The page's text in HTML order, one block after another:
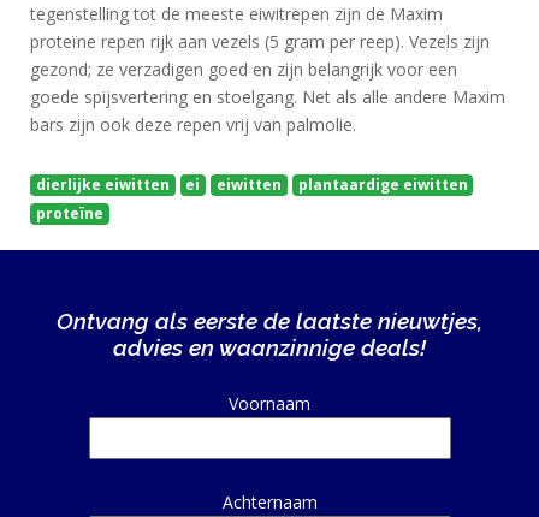
tegenstelling tot de meeste eiwitrepen zijn de Maxim
proteïne repen rijk aan vezels (5 gram per reep). Vezels zijn
gezond; ze verzadigen goed en zijn belangrijk voor een
goede spijsvertering en stoelgang. Net als alle andere Maxim
bars zijn ook deze repen vrij van palmolie.
dierlijke eiwitten ei eiwitten
plantaardige eiwitten
proteïne
Ontvang als eerste de laatste nieuwtjes,
advies en waanzinnige deals!
Voornaam
Achternaam
Alternative: